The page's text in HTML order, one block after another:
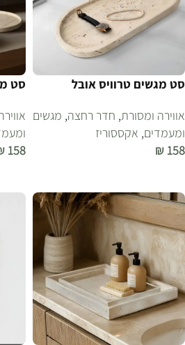
סט מגשים טרוויס אובל
אווירה ומסורת, חדר רחצה, מגשים
ומעמדים, אקססוריז
₪ 158
סט
158